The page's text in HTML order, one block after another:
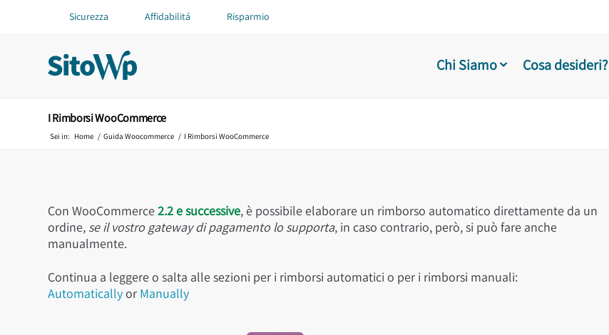
Sicurezza Affidabilitá Risparmio
Chi Siamo Cosa desideri?
I Rimborsi WooCommerce
Sei in: Home / Guida Woocommerce / I Rimborsi WooCommerce
Con WooCommerce2.2 e successive, è possibile elaborare un rimborso automatico direttamente da un
ordine, se il vostro gateway di pagamento lo supporta, in caso contrario, però, si può fare anche
manualmente.
Continua a leggere o salta alle sezioni per i rimborsi automatici o per i rimborsi manuali:
Automaticallyor Manually